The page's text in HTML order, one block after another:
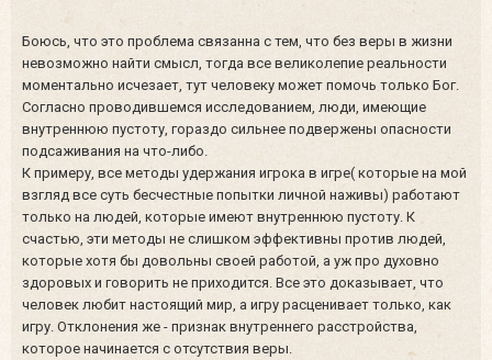
Боюсь, что это проблема связанна с тем, что без веры в жизни
невозможно найти смысл, тогда все великолепие реальности
моментально исчезает, тут человеку может помочь только Бог.
Согласно проводившемся исследованием, люди, имеющие
внутреннюю пустоту, гораздо сильнее подвержены опасности
подсаживания на что-либо.
К примеру, все методы удержания игрока в игре( которые на мой
взгляд все суть бесчестные попытки личной наживы) работают
только на людей, которые имеют внутреннюю пустоту. К
счастью, эти методы не слишком эффективны против людей,
которые хотя бы довольны своей работой, а уж про духовно
здоровых и говорить не приходится. Все это доказывает, что
человек любит настоящий мир, а игру расценивает только, как
игру. Отклонения же - признак внутреннего расстройства,
которое начинается с отсутствия веры.